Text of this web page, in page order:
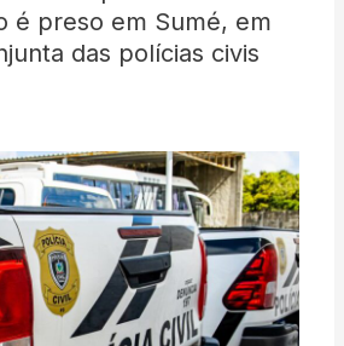
é preso em Sumé, em
das polícias civis